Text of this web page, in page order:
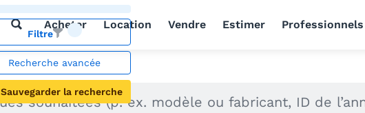
Acheter Location Vendre Estimer Professionnels
Filtre
Recherche avancée
Sauvegarder la recherche